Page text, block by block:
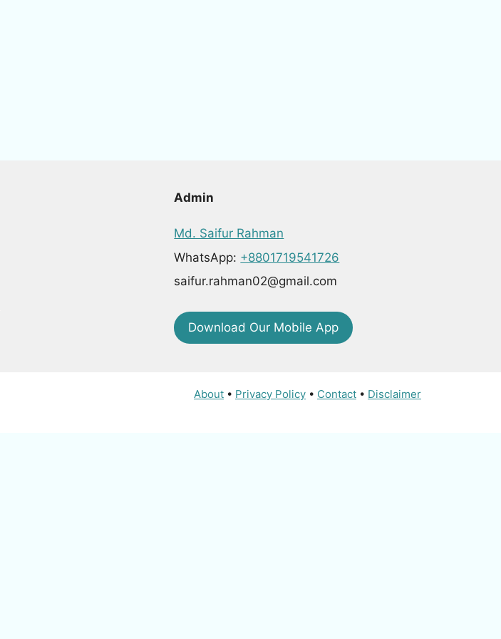
Admin
Md. Saifur Rahman
WhatsApp: +8801719541726
saifur.rahman02@gmail.com
Download Our Mobile App
About • Privacy Policy • Contact • Disclaimer